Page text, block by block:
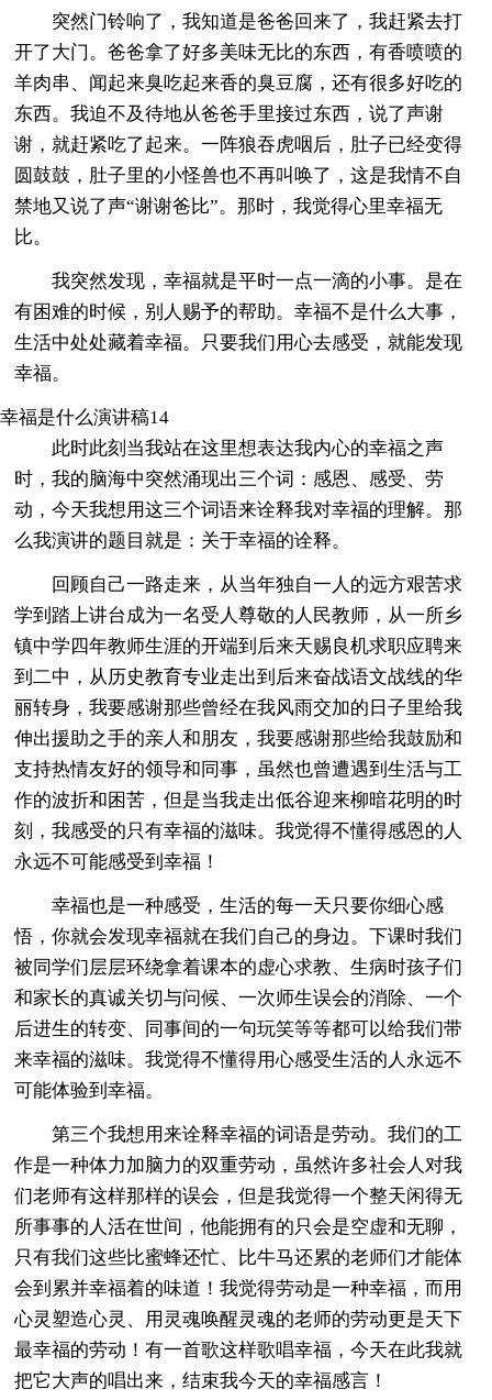
突然门铃响了，我知道是爸爸回来了，我赶紧去打
开了大门。爸爸拿了好多美味无比的东西，有香喷喷的
羊肉串、闻起来臭吃起来香的臭豆腐，还有很多好吃的
东西。我迫不及待地从爸爸手里接过东西，说了声谢
谢，就赶紧吃了起来。一阵狼吞虎咽后，肚子已经变得
圆鼓鼓，肚子里的小怪兽也不再叫唤了，这是我情不自
禁地又说了声“谢谢爸比”。那时，我觉得心里幸福无
比。
我突然发现，幸福就是平时一点一滴的小事。是在
有困难的时候，别人赐予的帮助。幸福不是什么大事，
生活中处处藏着幸福。只要我们用心去感受，就能发现
幸福。
幸福是什么演讲稿14
此时此刻当我站在这里想表达我内心的幸福之声
时，我的脑海中突然涌现出三个词：感恩、感受、劳
动，今天我想用这三个词语来诠释我对幸福的理解。那
么我演讲的题目就是：关于幸福的诠释。
回顾自己一路走来，从当年独自一人的远方艰苦求
学到踏上讲台成为一名受人尊敬的人民教师，从一所乡
镇中学四年教师生涯的开端到后来天赐良机求职应聘来
到二中，从历史教育专业走出到后来奋战语文战线的华
丽转身，我要感谢那些曾经在我风雨交加的日子里给我
伸出援助之手的亲人和朋友，我要感谢那些给我鼓励和
支持热情友好的领导和同事，虽然也曾遭遇到生活与工
作的波折和困苦，但是当我走出低谷迎来柳暗花明的时
刻，我感受的只有幸福的滋味。我觉得不懂得感恩的人
永远不可能感受到幸福！
幸福也是一种感受，生活的每一天只要你细心感
悟，你就会发现幸福就在我们自己的身边。下课时我们
被同学们层层环绕拿着课本的虚心求教、生病时孩子们
和家长的真诚关切与问候、一次师生误会的消除、一个
后进生的转变、同事间的一句玩笑等等都可以给我们带
来幸福的滋味。我觉得不懂得用心感受生活的人永远不
可能体验到幸福。
第三个我想用来诠释幸福的词语是劳动。我们的工
作是一种体力加脑力的双重劳动，虽然许多社会人对我
们老师有这样那样的误会，但是我觉得一个整天闲得无
所事事的人活在世间，他能拥有的只会是空虚和无聊，
只有我们这些比蜜蜂还忙、比牛马还累的老师们才能体
会到累并幸福着的味道！我觉得劳动是一种幸福，而用
心灵塑造心灵、用灵魂唤醒灵魂的老师的劳动更是天下
最幸福的劳动！有一首歌这样歌唱幸福，今天在此我就
把它大声的唱出来，结束我今天的幸福感言！